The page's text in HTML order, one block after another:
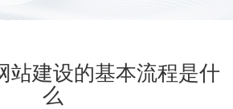
站建设的基本流程是什
么